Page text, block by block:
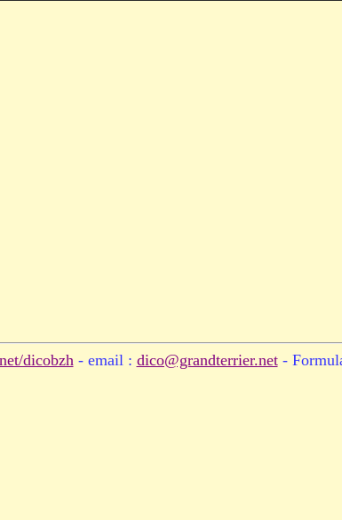
dicobzh- email : dico@grandterrier.net-